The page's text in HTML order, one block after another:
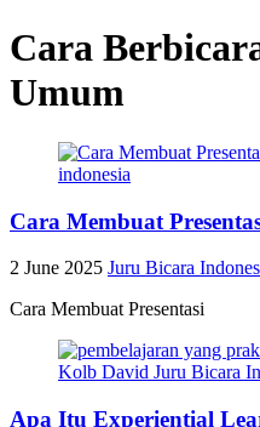
Cara
Umum
Cara Membuat
2 June 2025 Juru Bicara
Cara Membuat Presentasi
Apa Itu Experiential